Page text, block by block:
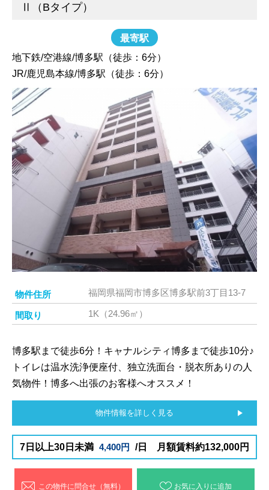
Ⅱ（Bタイプ）
最寄駅
地下鉄/空港線/博多駅（徒歩：6分）
JR/鹿児島本線/博多駅（徒歩：6分）
物件住所 福岡県福岡市博多区博多駅前3丁目13-7
間取り 1K（24.96㎡）
博多駅まで徒歩6分！キャナルシティ博多まで徒歩10分♪
トイレは温水洗浄便座付、独立洗面台・脱衣所ありの人
気物件！博多へ出張のお客様へオススメ！
物件情報を詳しく見る
7日以上30日未満 4,400円 /日 月額賃料約132,000円
この物件に問合せ（無料） お気に入りに追加